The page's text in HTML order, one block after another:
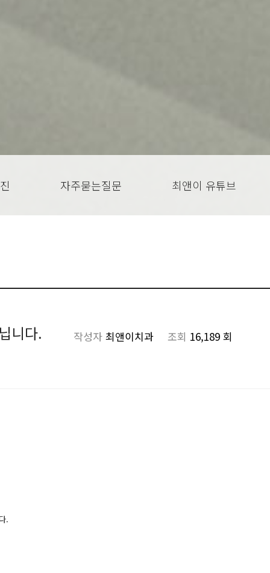
자주묻는질문 최앤이 유튜브
니다. 작성자최앤이치과 조회 16,189 회
.